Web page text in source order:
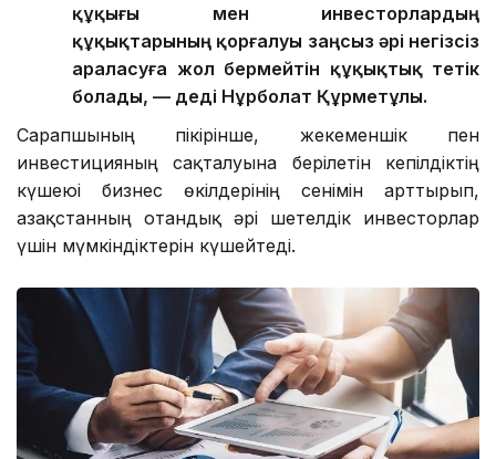
құқығы мен инвесторлардың
құқықтарының қорғалуы заңсыз әрі негізсіз
араласуға жол бермейтін құқықтық тетік
болады, — деді Нұрболат Құрметұлы.
Сарапшының пікірінше, жекеменшік пен
инвестицияның сақталуына берілетін кепілдіктің
күшеюі бизнес өкілдерінің сенімін арттырып,
Қазақстанның отандық әрі шетелдік инвесторлар
үшін мүмкіндіктерін күшейтеді.